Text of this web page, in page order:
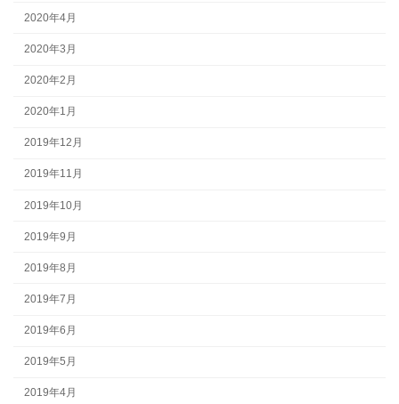
2020年4月
2020年3月
2020年2月
2020年1月
2019年12月
2019年11月
2019年10月
2019年9月
2019年8月
2019年7月
2019年6月
2019年5月
2019年4月